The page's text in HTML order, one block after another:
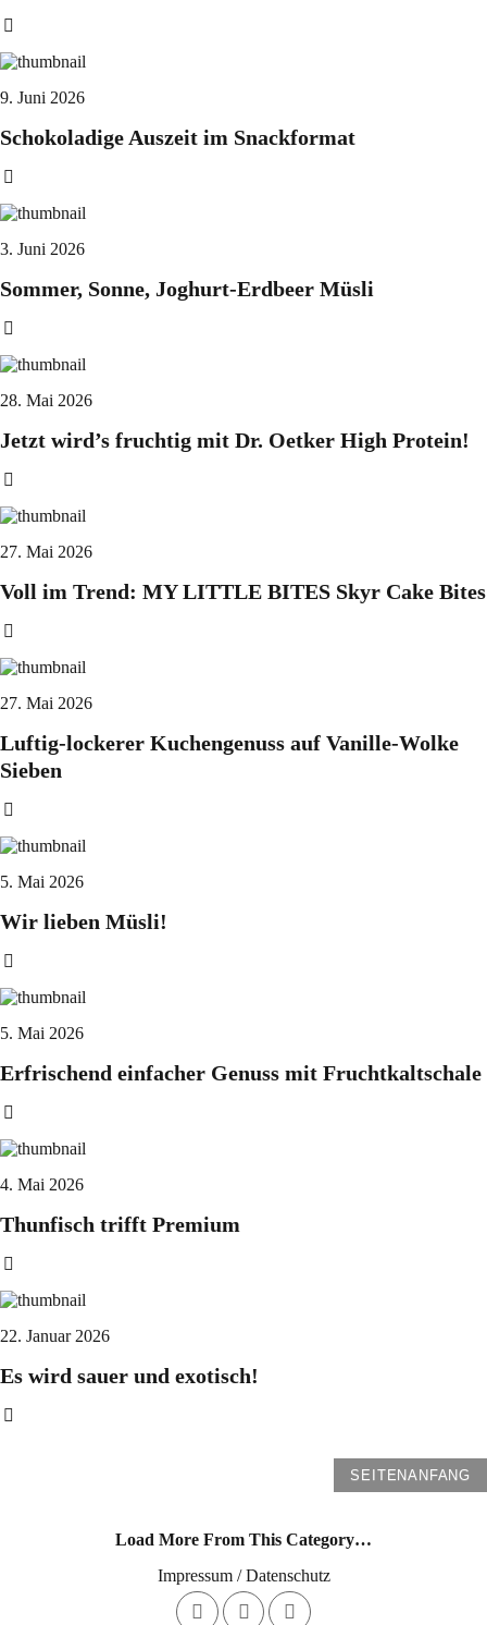
9. Juni 2026
Schokoladige Auszeit im Snackformat
3. Juni 2026
Sommer, Sonne, Joghurt-Erdbeer Müsli
28. Mai 2026
Jetzt wird’s fruchtig mit Dr. Oetker High Protein!
27. Mai 2026
Voll im Trend: MY LITTLE BITES Skyr Cake Bites
27. Mai 2026
Luftig-lockerer Kuchengenuss auf Vanille-Wolke
Sieben
5. Mai 2026
Wir lieben Müsli!
5. Mai 2026
Erfrischend einfacher Genuss mit Fruchtkaltschale
4. Mai 2026
Thunfisch trifft Premium
22. Januar 2026
Es wird sauer und exotisch!
SEITENANFANG
Load More From This Category…
Impressum / Datenschutz